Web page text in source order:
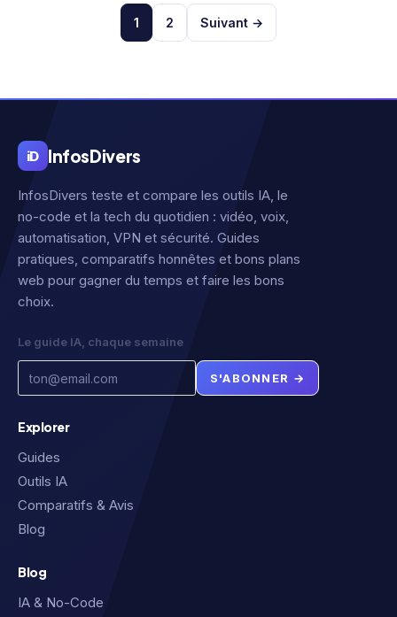
Navigation
articles
1 2 Suivant →
iD InfosDivers
InfosDivers teste et compare les outils IA, le
no-code et la tech du quotidien : vidéo, voix,
automatisation, VPN et sécurité. Guides
pratiques, comparatifs honnêtes et bons plans
web pour gagner du temps et faire les bons
choix.
Le guide IA, chaque semaine
S'ABONNER →
Explorer
Guides
Outils IA
Comparatifs & Avis
Blog
Blog
IA & No-Code